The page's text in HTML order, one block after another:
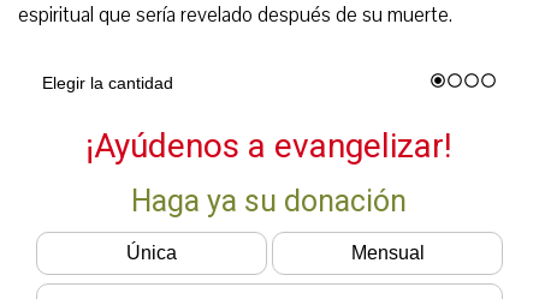
espiritual que sería revelado después de su muerte.